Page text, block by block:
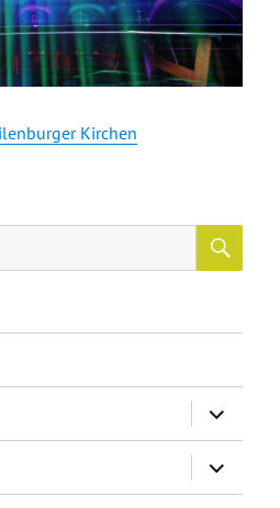
Kirchen
anzeigen
anzeigen